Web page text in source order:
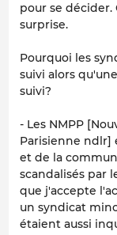
pour se
surprise.
Pourquoi les
suivi alors
suivi?
- Les NMPP
Parisienne ndlr]
et de la
scandalisés par
que j'accepte
un syndicat
étaient aussi